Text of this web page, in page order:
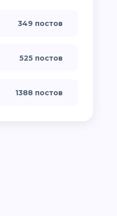
349 постов
525 постов
1388 постов